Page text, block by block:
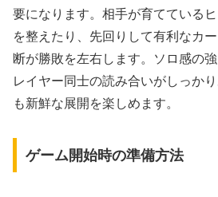
要になります。相手が育てている
を整えたり、先回りして有利なカ
断が勝敗を左右します。ソロ感の
レイヤー同士の読み合いがしっか
も新鮮な展開を楽しめます。
ゲーム開始時の準備方法